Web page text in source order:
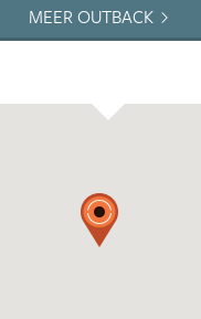
MEER OUTBACK